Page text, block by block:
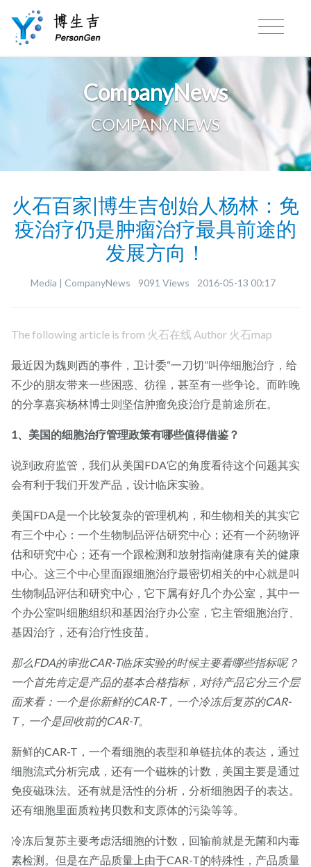
CompanyNews
COMPANYNEWS
火石百家|博生吉创始人杨林：免
疫治疗仍是肿瘤治疗最具前途的
发展方向！
Media | CompanyNews 9091 Views 2016-05-13 00:17
The following article is from 火石在线 Author 火石map
最近因为魏则西的事件，卫计委“一刀切”叫停细胞治疗，给
不少的朋友带来一些困惑、彷徨，甚至有一些争论。而昨晚
的分享嘉宾杨林博士则坚信肿瘤免疫治疗是前途所在。
1、美国的细胞治疗管理政策有哪些值得借鉴？
说到政府监管，我们从美国FDA它的角度看待这个问题其实
会有利于我们开发产品，设计临床实验。
美国FDA是一个比较复杂的管理机构，和生物相关的其实它
有三个中心：一个生物制品评估研究中心；还有一个药物评
估和研究中心；还有一个跟检测和放射指南健康有关的健康
中心。这三个中心里面跟细胞治疗最密切相关的中心就是叫
生物制品评估和研究中心，它下属有好几个办公室，其中一
个办公室叫细胞组织和基因治疗办公室，它主管细胞治疗、
基因治疗，还有治疗性疫苗。
那么FDA的审批CAR-T临床实验的时候主要看哪些指标呢？
一个首先肯定是产品的基本合格指标，对待产品它分三个层
面来看：一个是你新鲜的CAR-T，一个冷冻后复苏的CAR-
T，一个是回收前的CAR-T。
新鲜的CAR-T，一个看细胞的表型和单链抗体的表达，通过
细胞流式分析完成，还有一个磁株的计数，美国主要是通过
免疫磁珠法。还有就是活性的分析，分析细胞因子的表达。
还有细胞里面质粒拷贝数和支原体的污染等等。
冷冻后复苏主要考虑活细胞的计数，回输前就是无菌和内毒
素检测。但是在产品质量上由于CAR-T的特殊性，产品质量